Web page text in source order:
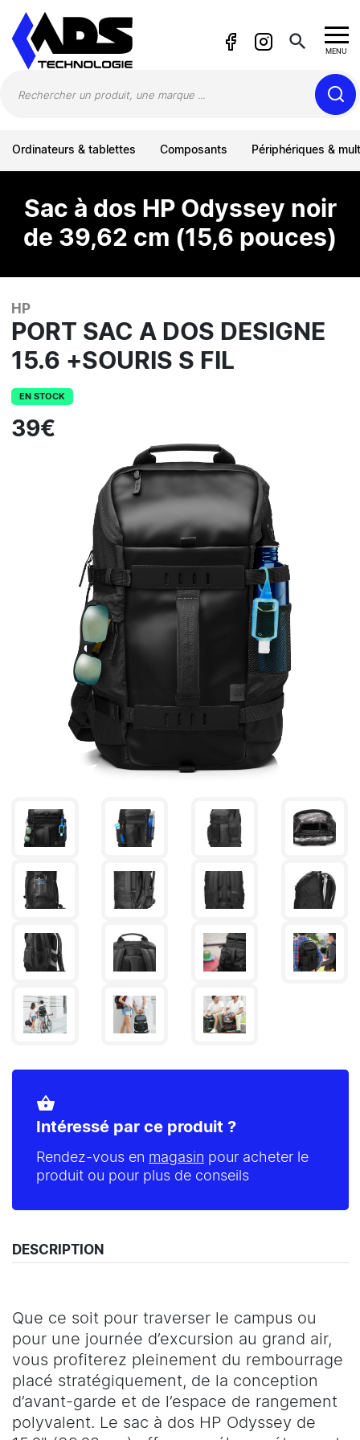
search MENU
Ordinateurs & tablettes Composants Périphériques &
Sac à dos HP Odyssey noir
de 39,62 cm (15,6 pouces)
HP
PORT SAC A DOS DESIGNE
15.6 +SOURIS S FIL
EN STOCK
39€
shopping_basket
Intéressé par ce produit ?
Rendez-vous en magasin pour acheter le
produit ou pour plus de conseils
DESCRIPTION
Que ce soit pour traverser le campus ou
pour une journée d’excursion au grand air,
vous profiterez pleinement du rembourrage
placé stratégiquement, de la conception
d’avant-garde et de l’espace de rangement
polyvalent. Le sac à dos HP Odyssey de